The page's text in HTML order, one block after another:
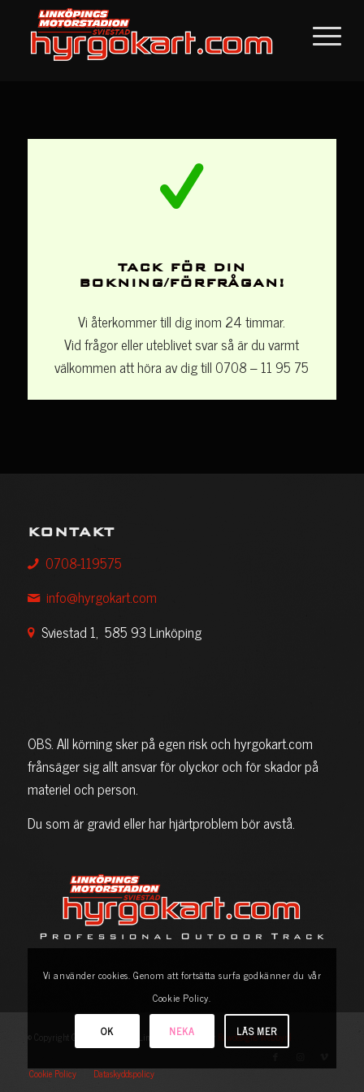
TACK FÖR DIN
BOKNING/FÖRFRÅGAN!
Vi återkommer till dig inom 24 timmar.
Vid frågor eller uteblivet svar så är du varmt
välkommen att höra av dig till 0708 – 11 95 75
KONTAKT
0708-119575
info@hyrgokart.com
Sviestad 1, 585 93 Linköping
OBS. All körning sker på egen risk och hyrgokart.com
frånsäger sig allt ansvar för olyckor och för skador på
materiel och person.
Du som är gravid eller har hjärtproblem bör avstå.
© Copyright Gokartuthyrningen Linköping | Skapad av Rawdesigns Webbyrå
Cookie Policy Dataskyddspolicy
Vi använder cookies. Genom att fortsätta surfa godkänner du vår
Cookie Policy.
OK NEKA LÄS MER